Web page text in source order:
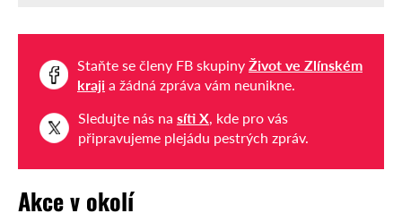
Staňte se členy FB skupiny Život ve Zlínském
kraji a žádná zpráva vám neunikne.
Sledujte nás na síti X, kde pro vás
připravujeme plejádu pestrých zpráv.
Akce v okolí